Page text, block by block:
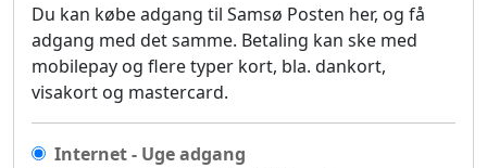
Du kan købe adgang til Samsø Posten her, og få
adgang med det samme. Betaling kan ske med
mobilepay og flere typer kort, bla. dankort,
visakort og mastercard.
Internet - Uge adgang